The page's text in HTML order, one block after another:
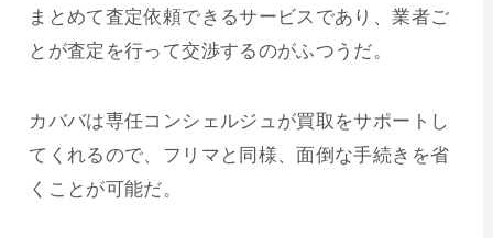
まとめて査定依頼できるサービスであり、業者ご
とが査定を行って交渉するのがふつうだ。
カババは専任コンシェルジュが買取をサポートし
てくれるので、フリマと同様、面倒な手続きを省
くことが可能だ。